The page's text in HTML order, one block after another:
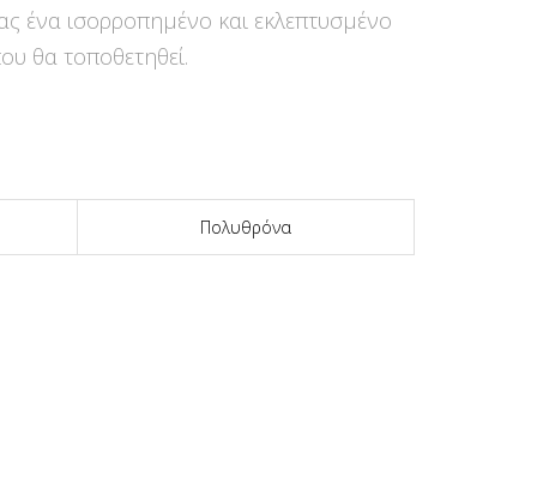
ένα ισορροπημένο και εκλεπτυσμένο
θα τοποθετηθεί.
Πολυθρόνα